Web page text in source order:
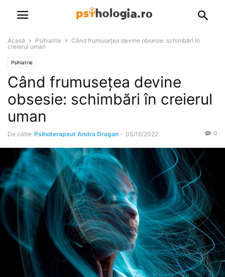
Acasă Psihiatrie
Când frumusețea devine obsesie: schimbări în
creierul uman
Psihiatrie
Când frumusețea devine
obsesie: schimbări în creierul
uman
De către Psihoterapeut Andra Dragan - 05/16/2022 0